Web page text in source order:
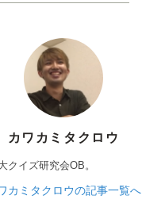
カワカミタクロウ
クイズ研究会OB。
カミタクロウの記事一覧へ